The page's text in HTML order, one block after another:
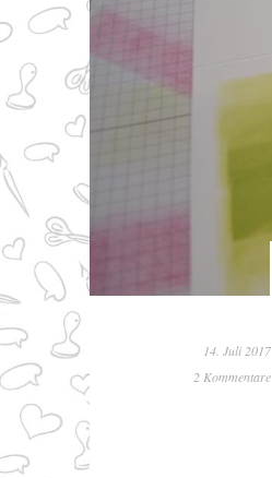
14. Juli 2017
2 Kommentare